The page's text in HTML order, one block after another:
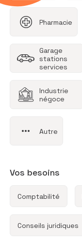
Pharmacie
Garage
stations
services
Industrie
négoce
Autre
Vos besoins
Comptabilité
Conseils juridiques